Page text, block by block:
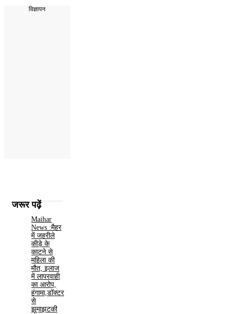
विज्ञापन
जरूर पढ़ें
Maihar
News :मैहर
में जहरीले
कीड़े के
काटने से
महिला की
मौत, इलाज
में लापरवाही
का आरोप,
हंगामा,डॉक्टर
से
झूमाझटकी